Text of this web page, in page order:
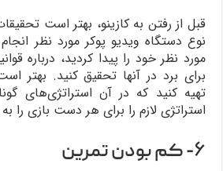
قبل از رفتن به کازینو، بهتر است
نوع دستگاه ویدیو پوکر مورد نظر
مورد نظر خود را پیدا کردید، درباره
برای برد در آنها تحقیق کنید. بهتر
تهیه کنید که در آن استراتژی‌های
استراتژی لازم را برای هر دست بازی را
۶- کم بودن تمرین